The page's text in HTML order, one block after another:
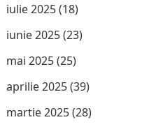
iulie 2025(18)
iunie 2025(23)
mai 2025(25)
aprilie 2025(39)
martie 2025(28)